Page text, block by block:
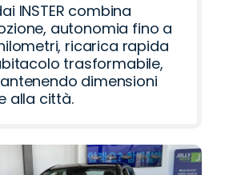
INSTER combina
autonomia fino a
ricarica rapida
trasformabile,
dimensioni
alla città.